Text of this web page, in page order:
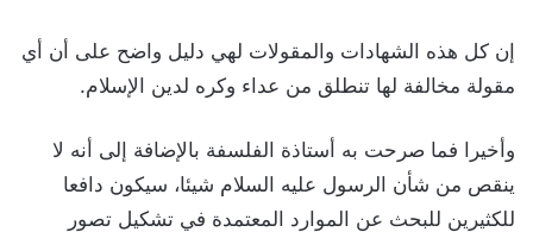
إن كل هذه الشهادات والمقولات لهي دليل واضح على أن أي
مقولة مخالفة لها تنطلق من عداء وكره لدين الإسلام.
وأخيرا فما صرحت به أستاذة الفلسفة بالإضافة إلى أنه لا
ينقص من شأن الرسول عليه السلام شيئا، سيكون دافعا
للكثيرين للبحث عن الموارد المعتمدة في تشكيل تصور